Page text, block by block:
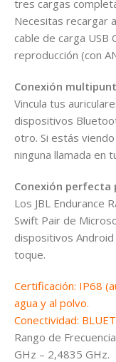
tres cargas
Necesitas recargar
cable de carga
reproducción (con
Conexión
Vincula tus
dispositivos
otro. Si estás
ninguna llamada en
Conexión
Los JBL Endurance
Swift Pair de
dispositivos
toque.
Certificación: IP68
agua y al polvo.
Conectividad:
Rango de
GHz – 2,4835 GHz.